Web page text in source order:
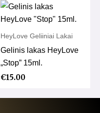
HeyLove Geliiniai Lakai
Gelinis lakas HeyLove
„Stop” 15ml.
€15.00